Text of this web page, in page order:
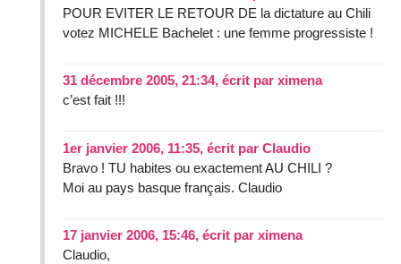
POUR EVITER LE RETOUR DE la dictature au Chili
votez MICHELE Bachelet : une femme progressiste !
31 décembre 2005, 21:34, écrit par ximena
c’est fait !!!
1er janvier 2006, 11:35, écrit par Claudio
Bravo ! TU habites ou exactement AU CHILI ?
Moi au pays basque français. Claudio
17 janvier 2006, 15:46, écrit par ximena
Claudio,